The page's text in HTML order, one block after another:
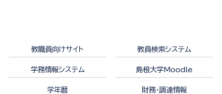
教職員向けサイト 教員検索システム
学務情報システム 島根大学Moodle
学年暦 財務・調達情報